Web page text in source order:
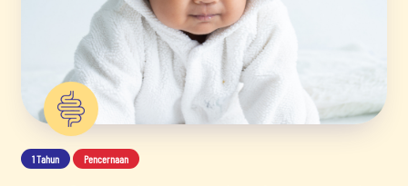
1 Tahun Pencernaan